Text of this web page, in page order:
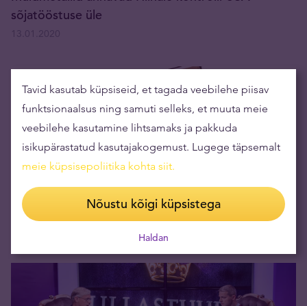
sõjatööstuse üle
USA pigistab Saksa-Vene gaasitoru
Tavid kasutab küpsiseid, et tagada veebilehe piisav
funktsionaalsus ning samuti selleks, et muuta meie
veebilehe kasutamine lihtsamaks ja pakkuda
isikupärastatud kasutajakogemust. Lugege täpsemalt
meie küpsisepoliitika kohta siit.
Nõustu kõigi küpsistega
Haldan